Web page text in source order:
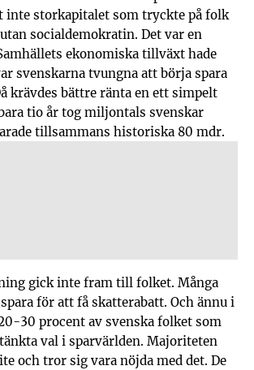
inte storkapitalet som tryckte på folk
socialdemokratin. Det var en
ekonomiska tillväxt hade
svenskarna tvungna att börja spara
krävdes bättre ränta en ett simpelt
tio år tog miljontals svenskar
tillsammans historiska 80 mdr.
gick inte fram till folket. Många
för att få skatterabatt. Och ännu i
30 procent av svenska folket som
val i sparvärlden. Majoriteten
och tror sig vara nöjda med det. De